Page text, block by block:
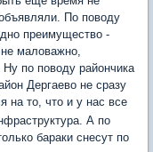
По поводу
преимущество -
не маловажно,
по поводу райончика
Дергаево не сразу
на то, что и у нас все
А по
бараки снесут по